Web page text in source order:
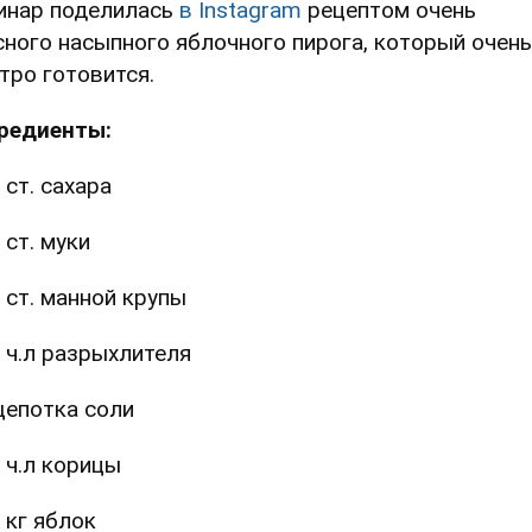
поделилась в Instagram рецептом очень
насыпного яблочного пирога, который очень
готовится.
ст. сахара
ст. муки
ст. манной крупы
ч.л разрыхлителя
соли
ч.л корицы
кг яблок